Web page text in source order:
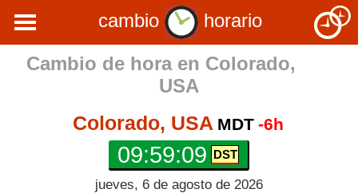
cambio
horario
Cambio de hora en Colorado,
USA
Colorado, USA MDT -6h
09:59:09
jueves, 6 de agosto de 2026